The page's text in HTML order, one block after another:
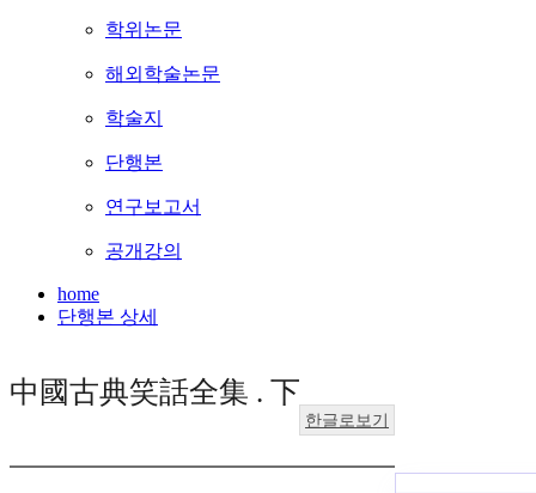
학위논문
해외학술논문
학술지
단행본
연구보고서
공개강의
home
단행본 상세
中國古典笑話全集 . 下
한글로보기